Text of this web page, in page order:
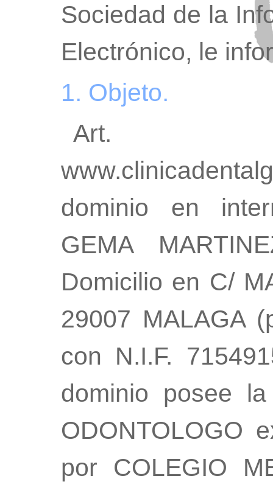
Sociedad de la
Electrónico, le
1. Objeto.
Art.
dominio en
GEMA
Domicilio en C/
29007 MALAGA
con N.I.F.
dominio posee
ODONTOLOGO
por COLEGIO